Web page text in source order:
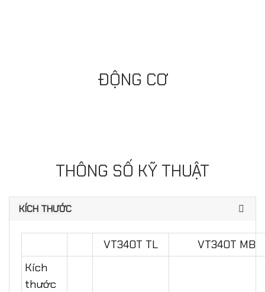
ĐỘNG CƠ
THÔNG SỐ KỸ THUẬT
KÍCH THƯỚC
VT340T TL
VT340T MB
Kích
thước